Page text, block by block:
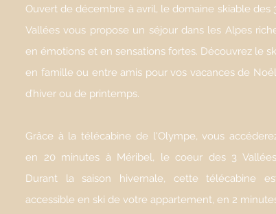
Ouvert de décembre à avril, le domaine skiable des
Vallées vous propose un séjour dans les Alpes
en émotions et en sensations fortes. Découvrez le
en famille ou entre amis pour vos vacances de
d’hiver ou de printemps.
Grâce à la télécabine de l'Olympe, vous
en 20 minutes à Méribel, le coeur des 3
Durant la saison hivernale, cette télécabine
accessible en ski de votre appartement, en 2